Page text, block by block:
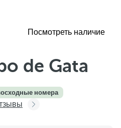
Посмотреть наличие
de Gata
номера